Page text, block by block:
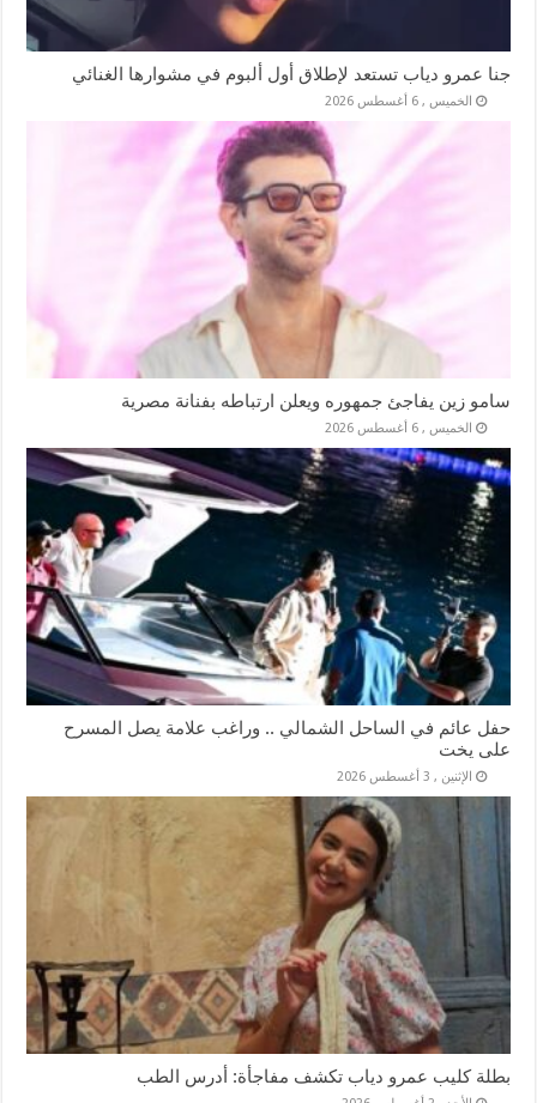
جنا عمرو دياب تستعد لإطلاق أول ألبوم في مشوارها الغنائي
الخميس , 6 أغسطس 2026
سامو زين يفاجئ جمهوره ويعلن ارتباطه بفنانة مصرية
الخميس , 6 أغسطس 2026
حفل عائم في الساحل الشمالي .. وراغب علامة يصل المسرح
على يخت
الإثنين , 3 أغسطس 2026
بطلة كليب عمرو دياب تكشف مفاجأة: أدرس الطب